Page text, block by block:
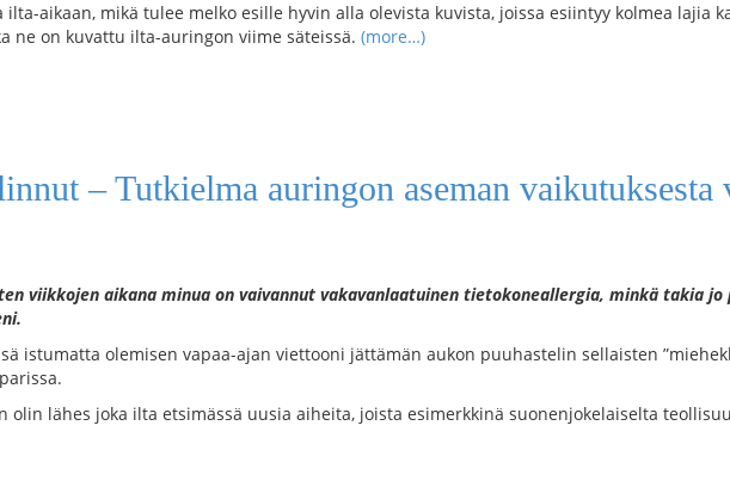
ilta-aikaan, mikä tulee melko esille hyvin alla olevista kuvista, joissa esiintyy kolmea lajia
ne on kuvattu ilta-auringon viime säteissä. (more…)
– Tutkielma auringon aseman
viikkojen aikana minua on vaivannut vakavanlaatuinen tietokoneallergia, minkä takia
istumatta olemisen vapaa-ajan viettooni jättämän aukon puuhastelin sellaisten
olin lähes joka ilta etsimässä uusia aiheita, joista esimerkkinä suonenjokelaiselta